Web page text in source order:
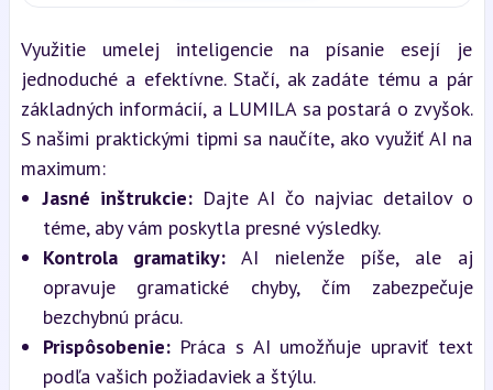
Využitie umelej inteligencie na písanie esejí je
jednoduché a efektívne. Stačí, ak zadáte tému a pár
základných informácií, a LUMILA sa postará o zvyšok.
S našimi praktickými tipmi sa naučíte, ako využiť AI na
maximum:
Jasné inštrukcie: Dajte AI čo najviac detailov o
téme, aby vám poskytla presné výsledky.
Kontrola gramatiky: AI nielenže píše, ale aj
opravuje gramatické chyby, čím zabezpečuje
bezchybnú prácu.
Prispôsobenie: Práca s AI umožňuje upraviť text
podľa vašich požiadaviek a štýlu.